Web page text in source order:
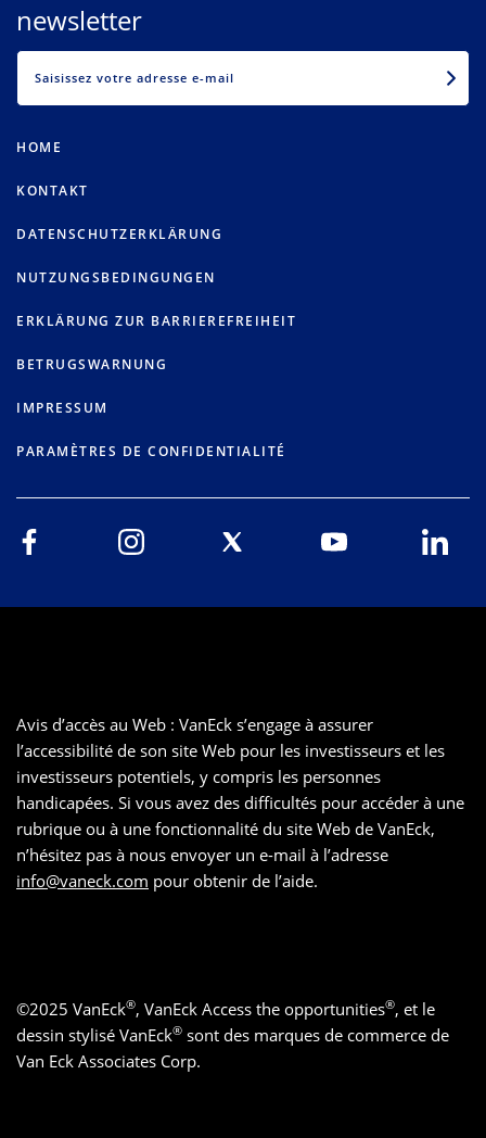
newsletter
HOME
KONTAKT
DATENSCHUTZERKLÄRUNG
NUTZUNGSBEDINGUNGEN
ERKLÄRUNG ZUR BARRIEREFREIHEIT
BETRUGSWARNUNG
IMPRESSUM
PARAMÈTRES DE CONFIDENTIALITÉ
Avis d’accès au Web : VanEck s’engage à assurer
l’accessibilité de son site Web pour les investisseurs et les
investisseurs potentiels, y compris les personnes
handicapées. Si vous avez des difficultés pour accéder à une
rubrique ou à une fonctionnalité du site Web de VanEck,
n’hésitez pas à nous envoyer un e-mail à l’adresse
info@vaneck.com pour obtenir de l’aide.
©2025 VanEck®, VanEck Access the opportunities®, et le
dessin stylisé VanEck® sont des marques de commerce de
Van Eck Associates Corp.